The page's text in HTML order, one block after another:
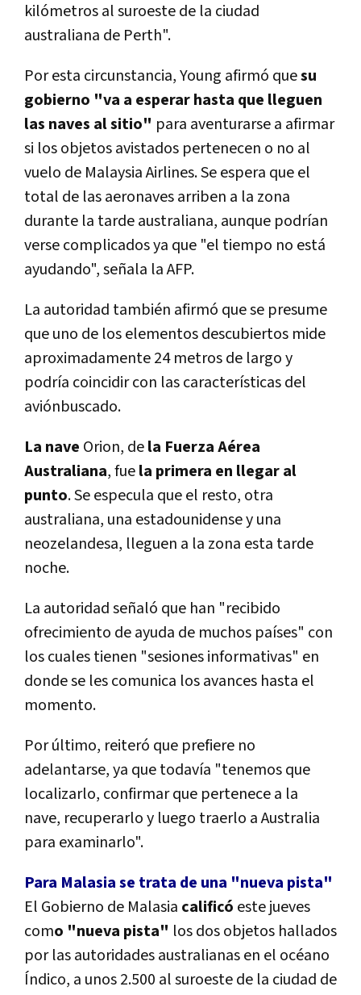
kilómetros al suroeste de la ciudad
australiana de Perth".
Por esta circunstancia, Young afirmó quesu
gobierno "va a esperar hasta que lleguen
las naves al sitio" para aventurarse a afirmar
si los objetos avistados pertenecen o no al
vuelo de Malaysia Airlines. Se espera que el
total de las aeronaves arriben a la zona
durante la tarde australiana, aunque podrían
verse complicados ya que "el tiempo no está
ayudando", señala la AFP.
La autoridad también afirmó que se presume
que uno de los elementos descubiertos mide
aproximadamente 24 metros de largo y
podría coincidir con las características del
aviónbuscado.
La nave Orion, dela Fuerza Aérea
Australiana, fuela primera en llegar al
punto. Se especula que el resto, otra
australiana, una estadounidense y una
neozelandesa, lleguen a la zona esta tarde
noche.
La autoridad señaló que han "recibido
ofrecimiento de ayuda de muchos países" con
los cuales tienen "sesiones informativas" en
donde se les comunica los avances hasta el
momento.
Por último, reiteró que prefiere no
adelantarse, ya que todavía "tenemos que
localizarlo, confirmar que pertenece a la
nave, recuperarlo y luego traerlo a Australia
para examinarlo".
Para Malasia se trata de una "nueva pista"
El Gobierno de Malasia calificó este jueves
como "nueva pista" los dos objetos hallados
por las autoridades australianas en el océano
Índico, a unos 2.500 al suroeste de la ciudad de